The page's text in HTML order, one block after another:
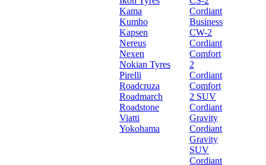
Kama
Kumho
Kapsen
Nereus
Nexen
Nokian Tyres
Pirelli
Roadcruza
Roadmarch
Roadstone
Viatti
Yokohama
Cordiant
Business
CW-2
Cordiant
Comfort
2
Cordiant
Comfort
2 SUV
Cordiant
Gravity
Cordiant
Gravity
SUV
Cordiant